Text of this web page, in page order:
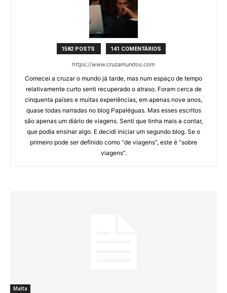
1582 POSTS 141 COMENTÁRIOS
https://www.cruzamundos.com
Comecei a cruzar o mundo já tarde, mas num espaço de tempo
relativamente curto senti recuperado o atraso. Foram cerca de
cinquenta países e muitas experiências, em apenas nove anos,
quase todas narradas no blog Papaléguas. Mas esses escritos
são apenas um diário de viagens. Senti que tinha mais a contar,
que podia ensinar algo. E decidi iniciar um segundo blog. Se o
primeiro pode ser definido como “de viagens”, este é “sobre
viagens”.
Malta